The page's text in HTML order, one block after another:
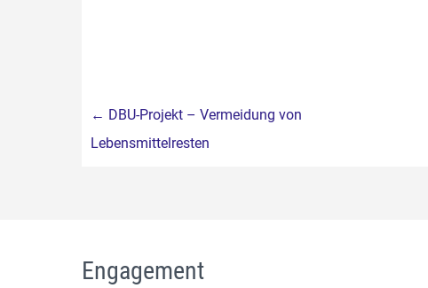
Beitragsnavigation
← DBU-Projekt – Vermeidung von
Lebensmittelresten
Engagement